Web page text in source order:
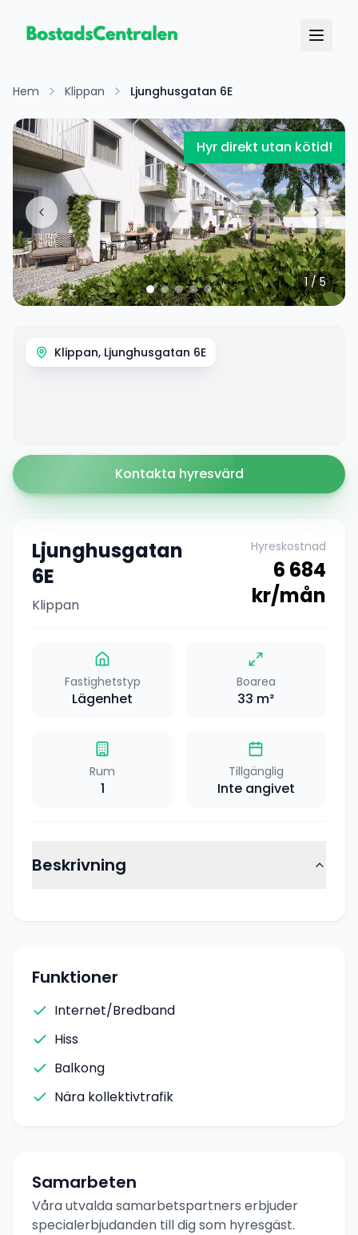
Hem Klippan Ljunghusgatan 6E
Hyr direkt utan kötid!
1/5
Klippan, Ljunghusgatan 6E
Kontakta hyresvärd
Ljunghusgatan
6E
Klippan
Hyreskostnad
6 684
kr/mån
Fastighetstyp
Lägenhet
Boarea
33 m²
Rum
1
Tillgänglig
Inte angivet
Beskrivning
Funktioner
Internet/Bredband
Hiss
Balkong
Nära kollektivtrafik
Samarbeten
Våra utvalda samarbetspartners erbjuder
specialerbjudanden till dig som hyresgäst.